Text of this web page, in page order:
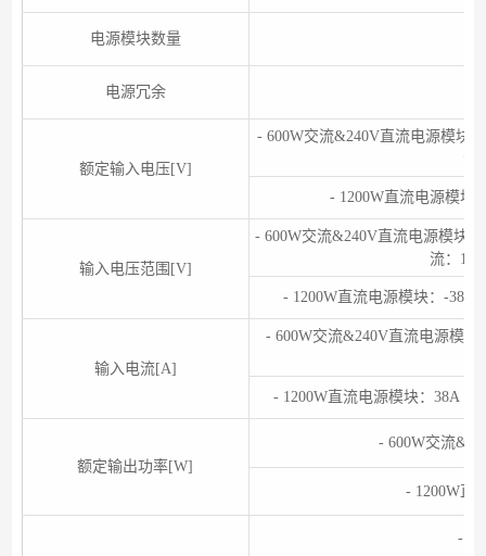
电源模块数量
电源冗余
额定输入电压[V]
- 600W交流&240V直流电源模块
- 1200W直流电源模块
输入电压范围[V]
- 600W交流&240V直流电源模块
流：
- 1200W直流电源模块：-
输入电流[A]
- 600W交流&240V直流电源模块
- 1200W直流电源模块：38A（
额定输出功率[W]
- 600W交流
- 1200W直
- 遵